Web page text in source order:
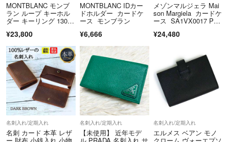
MONTBLANC モンブ
ラン ループ キーホル
ダー キーリング 13074
¥23,800
MONTBLANC IDカー
ドホルダー カードケ
ース モンブラン
¥6,666
メゾンマルジェラ Mai
son Margiela カードケ
ース SA1VX0017 P44
¥24,480
名刺入れ/定期入れ
名刺 カード 本革 レザ
名刺入れ/定期入れ
【未使用】 近年モデ
名刺入れ/定期入れ
エルメス ベアン モノ